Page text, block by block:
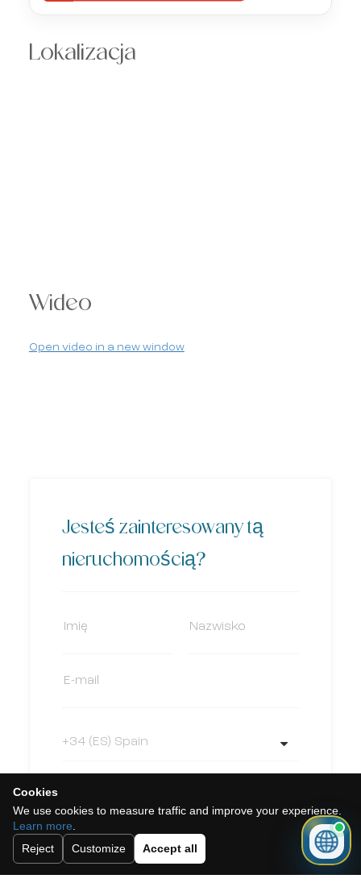
Lokalizacja
Wideo
Open video in a new window
Jesteś zainteresowany tą
nieruchomością?
Cookies
We use cookies to measure traffic and improve your experience.
Learn more
Reject
Customize Accept all